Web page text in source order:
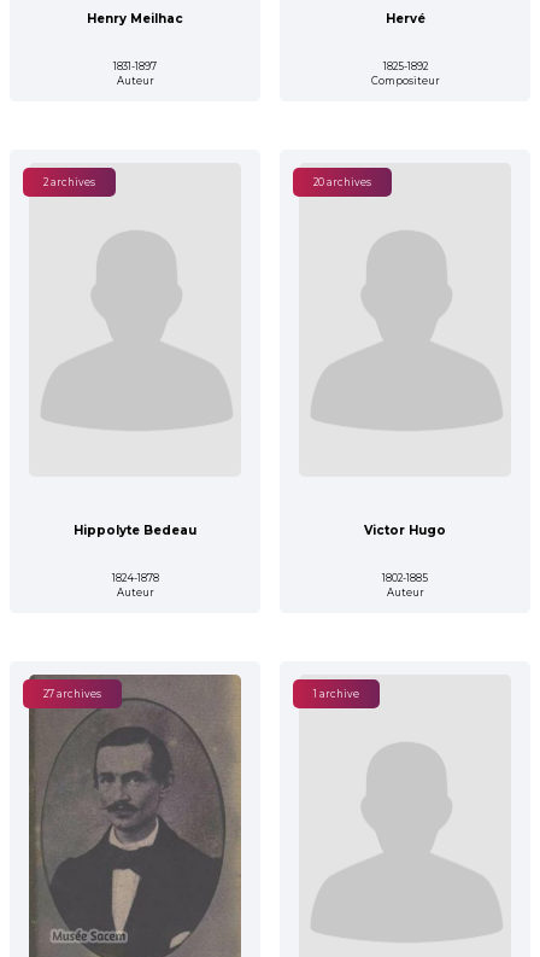
Henry Meilhac
1831-1897
Auteur
Hervé
1825-1892
Compositeur
2 archives
Hippolyte Bedeau
1824-1878
Auteur
20 archives
Victor Hugo
1802-1885
Auteur
27 archives 1 archive